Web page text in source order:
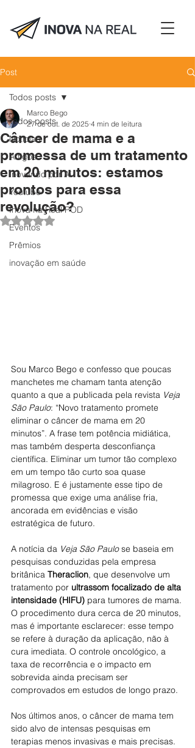
Post
Todos posts
Notícias
Artigos
Inovando por Aí
Youtube
Inova na Real POD
Eventos
Prêmios
inovação em saúde
Todos posts
Câncer de mama e a
promessa de um tratamento
em 20 minutos: estamos
prontos para essa
revolução?
Marco Bego
27 de out. de 2025 4 min de leitura
Avaliado com NaN de 5 estrelas.
Sou Marco Bego e confesso que poucas
manchetes me chamam tanta atenção
quanto a que a publicada pela revista Veja
São Paulo: “Novo tratamento promete
eliminar o câncer de mama em 20
minutos”. A frase tem potência midiática,
mas também desperta desconfiança
científica. Eliminar um tumor tão complexo
em um tempo tão curto soa quase
milagroso. E é justamente esse tipo de
promessa que exige uma análise fria,
ancorada em evidências e visão
estratégica de futuro.
A notícia da Veja São Paulo se baseia em
pesquisas conduzidas pela empresa
britânica Theraclion, que desenvolve um
tratamento por ultrassom focalizado de alta
intensidade (HIFU) para tumores de mama.
O procedimento dura cerca de 20 minutos,
mas é importante esclarecer: esse tempo
se refere à duração da aplicação, não à
cura imediata. O controle oncológico, a
taxa de recorrência e o impacto em
sobrevida ainda precisam ser
comprovados em estudos de longo prazo.
Nos últimos anos, o câncer de mama tem
sido alvo de intensas pesquisas em
terapias menos invasivas e mais precisas.